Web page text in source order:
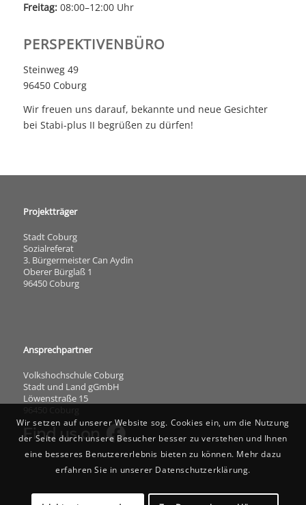
Freitag:08:00–12:00 Uhr
PERSPEKTIVENBÜRO
Steinweg 49
96450 Coburg
Wir freuen uns darauf, bekannte und neue Gesichter
bei Stabi-plus II begrüßen zu dürfen!
Projektträger
Stadt Coburg
Sozialreferat
3. Bürgermeister Can Aydin
Oberer Bürglaß 1
96450 Coburg
Ansprechpartner
Volkshochschule Coburg
Stadt und Land gGmbH
Löwenstraße 15
Wir setzen auf unserer Website sog. Cookies ein, um die Nutzung
der Seite durch unsere Besucher besser zu verstehen und Ihnen
eine besseres Benutzererlebnis bieten zu können. Mehr dazu
erfahren Sie in unserer Datenschutzerklärung.